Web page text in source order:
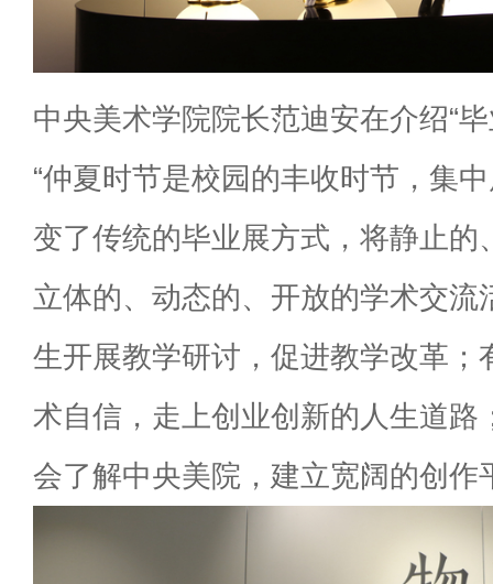
中央美术学院院长范迪安在介绍“
“仲夏时节是校园的丰收时节，集
变了传统的毕业展方式，将静止的
立体的、动态的、开放的学术交流
生开展教学研讨，促进教学改革；
术自信，走上创业创新的人生道路
会了解中央美院，建立宽阔的创作